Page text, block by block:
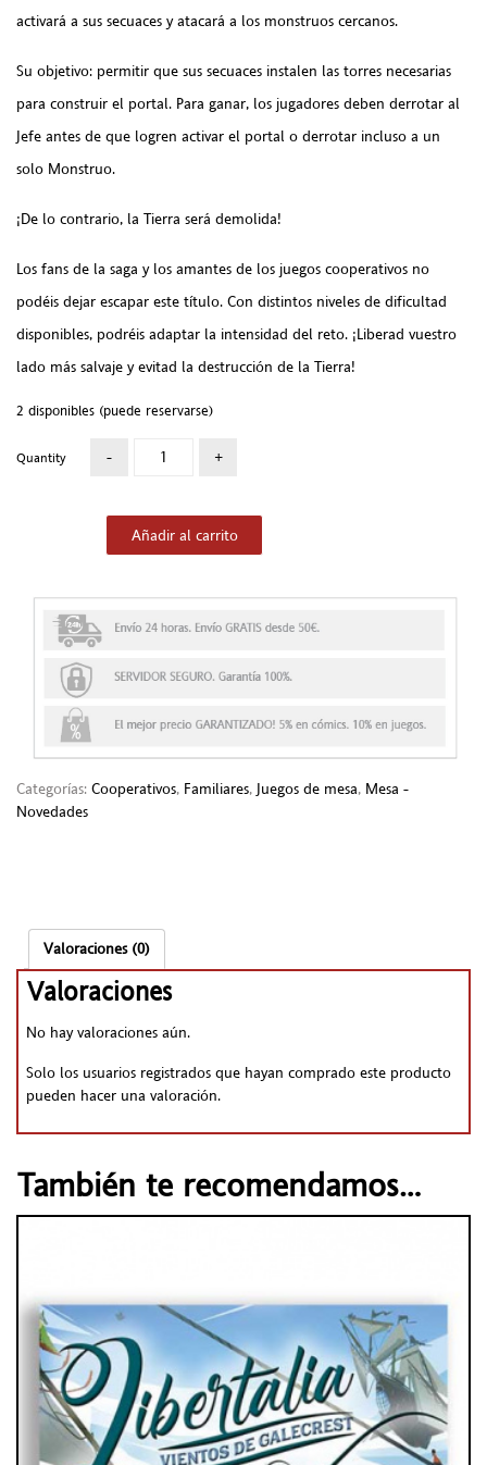
activará a sus secuaces y atacará a los monstruos cercanos.
Su objetivo: permitir que sus secuaces instalen las torres necesarias
para construir el portal. Para ganar, los jugadores deben derrotar al
Jefe antes de que logren activar el portal o derrotar incluso a un
solo Monstruo.
¡De lo contrario, la Tierra será demolida!
Los fans de la saga y los amantes de los juegos cooperativos no
podéis dejar escapar este título. Con distintos niveles de dificultad
disponibles, podréis adaptar la intensidad del reto. ¡Liberad vuestro
lado más salvaje y evitad la destrucción de la Tierra!
2 disponibles (puede reservarse)
Quantity
Añadir al carrito
Categorías: Cooperativos, Familiares, Juegos de mesa, Mesa -
Novedades
Valoraciones (0)
Valoraciones
No hay valoraciones aún.
Solo los usuarios registrados que hayan comprado este producto
pueden hacer una valoración.
También te recomendamos…